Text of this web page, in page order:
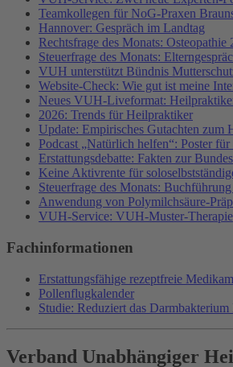
Teamkollegen für NoG-Praxen
Hannover: Gespräch im Landtag
Rechtsfrage des Monats: Osteopathie
Steuerfrage des Monats:
VUH unterstützt Bündnis
Website-Check: Wie gut ist meine
Neues VUH-Liveformat:
2026: Trends für Heilpraktiker
Update: Empirisches Gutachten
Podcast „Natürlich helfen“: Poster
Erstattungsdebatte: Fakten zur
Keine Aktivrente für
Steuerfrage des Monats:
Anwendung von Polymilchsäure-
VUH-Service: VUH-Muster-
Fachinformationen
Erstattungsfähige rezeptfreie
Pollenflugkalender
Studie: Reduziert das
Verband Unabhängiger